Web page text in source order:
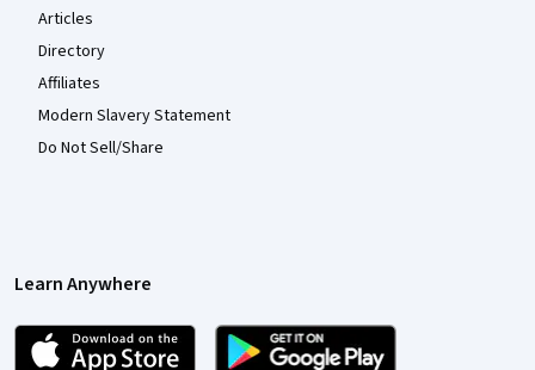
Articles
Directory
Affiliates
Modern Slavery Statement
Do Not Sell/Share
Learn Anywhere